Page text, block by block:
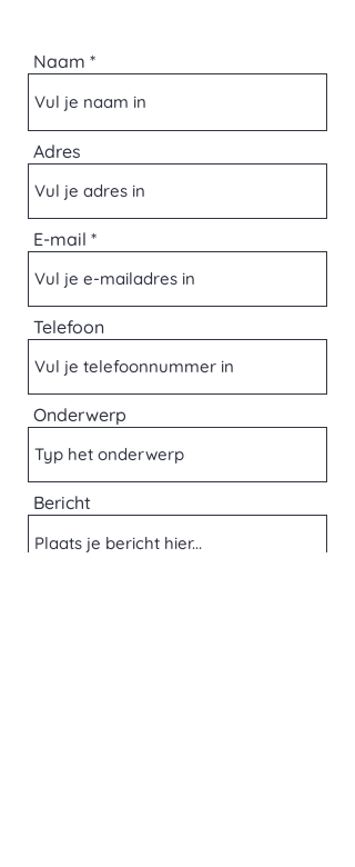
Naam
Adres
E-mail
Telefoon
Onderwerp
Bericht